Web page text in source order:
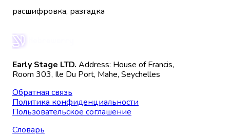
расшифровка, разгадка
Early Stage LTD. Address: House of Francis,
Room 303, Ile Du Port, Mahe, Seychelles
Обратная связь
Политика конфиденциальности
Пользовательское соглашение
Словарь